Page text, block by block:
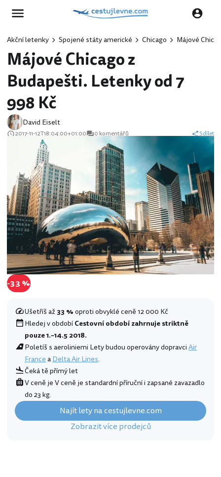
Akční letenky Spojené státy americké Chicago Májové
Májové Chicago z
Budapešti. Letenky od 7
998 Kč
David Eiselt
2017-11-12T18:04:00+01:00 0 komentářů Sdílet
-33 %
Ušetříš až33 %oproti obvyklé ceně 12 000 Kč
Hledej v obdobíCestovní období zahrnuje striktně
pouze 1.–14.5 2018.
Poletíš s aeroliniemi Lety budou operovány dopravciAir
FranceaDelta Air Lines.
Čeká tě přímý let
V ceně je V ceně je standardní příruční i zapsané zavazadlo
do 23 kg.
Najít lety na cestujlevne.com
Zobrazit více prodejců